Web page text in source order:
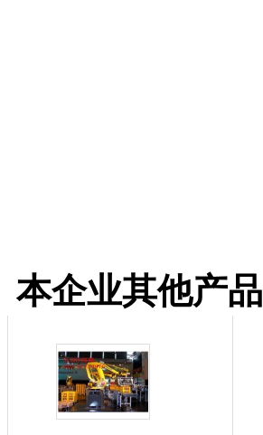
本企业其他产品